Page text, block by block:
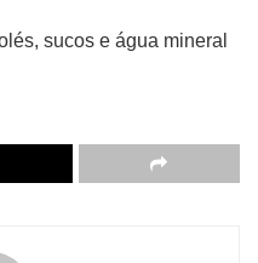
sucos e água mineral